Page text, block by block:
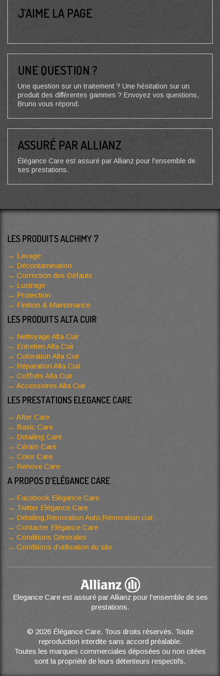
J’AIME LA PAGE
UNE QUESTION ?
Une question sur un traitement ? Une hésitation sur un
produit des différentes gammes ? Envoyez vos questions,
Bruno vous répond.
ASSURÉ PAR ALLIANZ
Élégance Care est assuré par Allianz pour l'ensemble de
ses prestations.
LES PRODUITS ALCHIMY 7
Lavage
Décontamination
Correction des Défauts
Lustrage
Protection
Finition & Maintenance
LES PRODUITS ALTA CUIR
Nettoyage Alta Cuir
Entretien Alta Cuir
Coloration Alta Cuir
Réparation Alta Cuir
Coffrets Alta Cuir
Accessoires Alta Cuir
LES PRESTATIONS ELEGANCE CARE
After Care
Basic Care
Detailing Care
Céram Care
Color Care
Renove Care
A PROPOS D'ELÉGANCE CARE
Facebook Elégance Care
Twitter Elégance Care
Detailing,Rénovation Auto,Rénovation cuir
Contacter Elégance Care
Conditions Générales
Conditions d’utilisation du site
Elegance Care est assuré par Allianz pour l'ensemble de ses
prestations.
© 2026 Élégance Care. Tous droits réservés. Toute
reproduction interdite sans accord préalable.
Toutes les marques commerciales déposées ou non citées
sont la propriété de leurs détenteurs respectifs.